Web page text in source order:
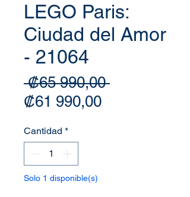
LEGO Paris:
Ciudad del Amor
- 21064
₡65 990,00 Precio
₡61 990,00Precio de
Cantidad *
Solo 1 disponible(s)